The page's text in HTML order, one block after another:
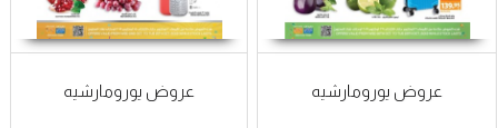
عروض يورومارشيه عروض يورومارشيه